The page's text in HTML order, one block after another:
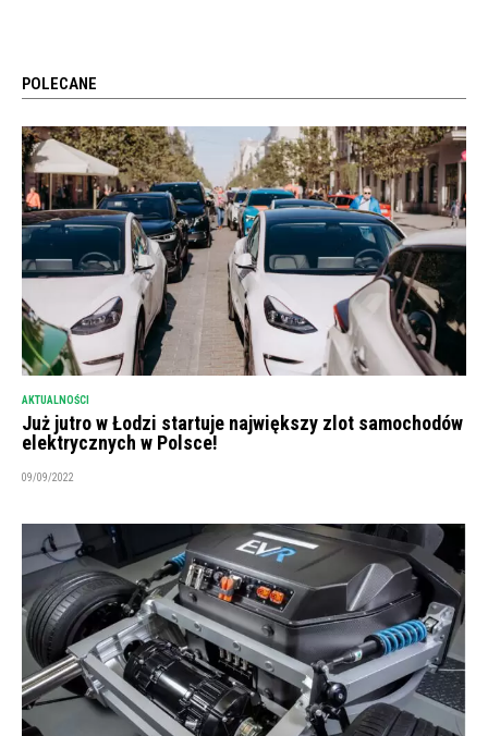
POLECANE
AKTUALNOŚCI
Już jutro w Łodzi startuje największy zlot samochodów
elektrycznych w Polsce!
09/09/2022